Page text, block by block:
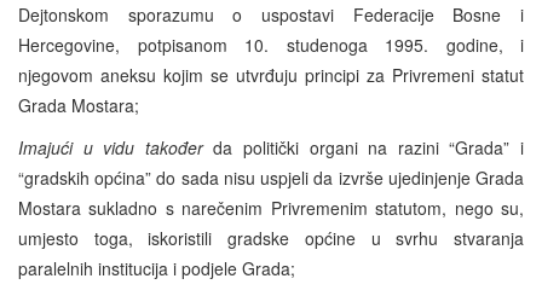
Dejtonskom sporazumu o uspostavi Federacije Bosne i
Hercegovine, potpisanom 10. studenoga 1995. godine, i
njegovom aneksu kojim se utvrđuju principi za Privremeni statut
Grada Mostara;
Imajući u vidu takođerda politički organi na razini “Grada” i
“gradskih općina” do sada nisu uspjeli da izvrše ujedinjenje Grada
Mostara sukladno s narečenim Privremenim statutom, nego su,
umjesto toga, iskoristili gradske općine u svrhu stvaranja
paralelnih institucija i podjele Grada;